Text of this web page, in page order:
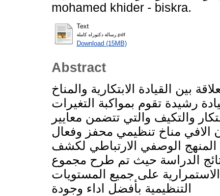
mohamed khider - biskra.
Text
رسالة دكتوراه كاملة.pdf
Download (15MB)
Abstract
بين القيادة الابتكارية والمناخ
رشيدة تقوم بمواكبة التغيرات
والتكيف والتي تتضمن معايير
الافي مناخ تنظيمي محفز وفعال
المنهج الوصفي الارتباطي لكشف
الدراسة حيث تم طرح مجموع
على جميع المستويات
التنظيمية بأفضل اداء وجودة